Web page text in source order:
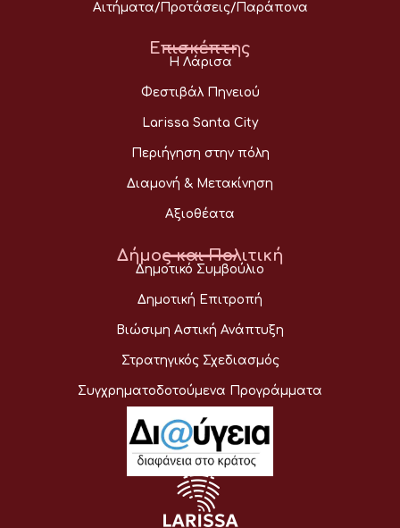
Αιτήματα/Προτάσεις/Παράπονα
Επισκέπτης
Η Λάρισα
Φεστιβάλ Πηνειού
Larissa Santa City
Περιήγηση στην πόλη
Διαμονή & Μετακίνηση
Αξιοθέατα
Δήμος και Πολιτική
Δημοτικό Συμβούλιο
Δημοτική Επιτροπή
Βιώσιμη Αστική Ανάπτυξη
Στρατηγικός Σχεδιασμός
Συγχρηματοδοτούμενα Προγράμματα